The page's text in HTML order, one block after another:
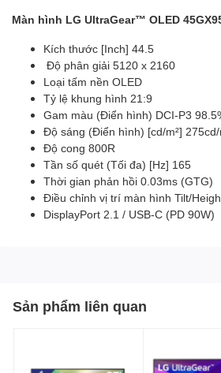
Màn hình LG UltraGear™ OLED
Kích thước [Inch] 44.5
Độ phân giải 5120 x 2160
Loại tấm nền OLED
Tỷ lệ khung hình 21:9
Gam màu (Điển hình) DCI-P3
Độ sáng (Điển hình) [cd/m²] 275cd/
Độ cong 800R
Tần số quét (Tối đa) [Hz] 165
Thời gian phản hồi 0.03ms (GTG)
Điều chỉnh vị trí màn hình Tilt/
DisplayPort 2.1 / USB-C (PD 90W)
Sản phẩm liên quan